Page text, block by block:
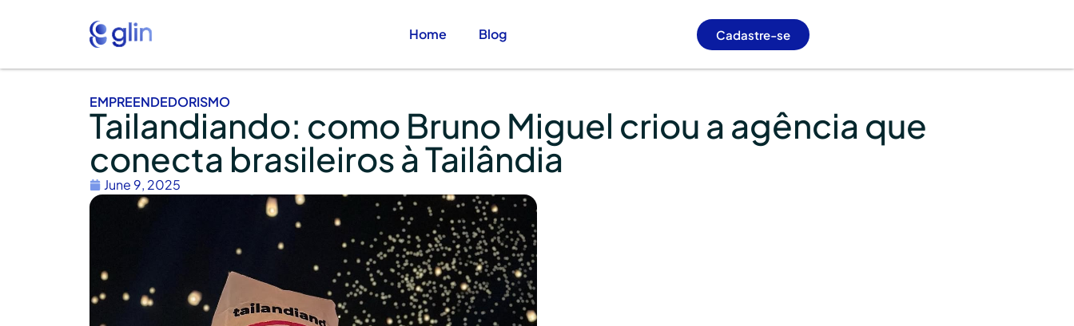
Home Blog Cadastre-se
EMPREENDEDORISMO
Tailandiando: como Bruno Miguel criou a agência que
conecta brasileiros à Tailândia
June 9, 2025